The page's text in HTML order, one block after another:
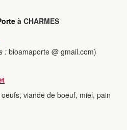
à CHARMES
: bioamaporte @ gmail.com)
viande de boeuf, miel, pain